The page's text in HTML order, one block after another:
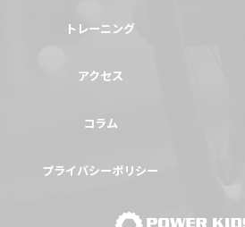
トレーニング
アクセス
コラム
プライバシーポリシー